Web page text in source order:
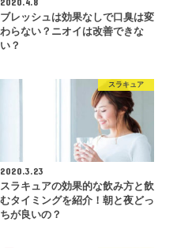
ブレッシュは効果なしで口臭は変
わらない？ニオイは改善できな
い？
スラキュア
2020.3.23
スラキュアの効果的な飲み方と飲
むタイミングを紹介！朝と夜どっ
ちが良いの？